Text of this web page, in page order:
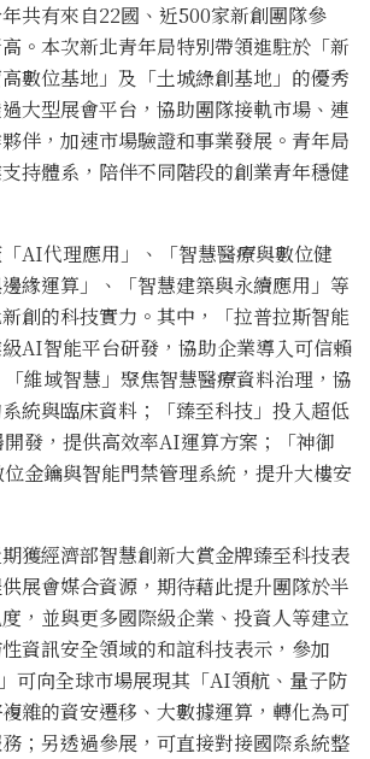
共有來自22國、近500家新創團隊參
。本次新北青年局特別帶領進駐於「新
數位基地」及「土城綠創基地」的優秀
大型展會平台，協助團隊接軌市場、連
伴，加速市場驗證和事業發展。青年局
持體系，陪伴不同階段的創業青年穩健
AI代理應用」、「智慧醫療與數位健
緣運算」、「智慧建築與永續應用」等
創的科技實力。其中，「拉普拉斯智能
AI智能平台研發，協助企業導入可信賴
維域智慧」聚焦智慧醫療資料治理，協
統與臨床資料；「臻至科技」投入超低
發，提供高效率AI運算方案；「神御
金鑰與智能門禁管理系統，提升大樓安
獲經濟部智慧創新大賞金牌臻至科技表
展會媒合資源，期待藉此提升團隊於半
，並與更多國際級企業、投資人等建立
資訊安全領域的和誼科技表示，參加
可向全球市場展現其「AI領航、量子防
雜的資安遷移、大數據運算，轉化為可
；另透過參展，可直接對接國際系統整